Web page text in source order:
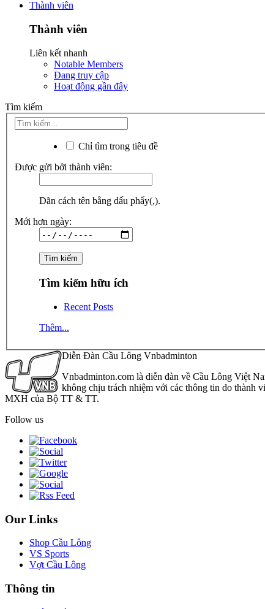
Thành viên
Thành viên
Liên kết nhanh
Notable Members
Đang truy cập
Hoạt động gần đây
Tìm kiếm
Chỉ tìm trong tiêu đề
Được gửi bởi thành viên:
Dãn cách tên bằng dấu phẩy(,).
Mới hơn ngày:
Tìm kiếm hữu ích
Recent Posts
Thêm...
Diễn Đàn Cầu Lông Vnbadminton
Vnbadminton.com là diễn đàn về Cầu Lông Việt
không chịu trách nhiệm với các thông tin do thành
MXH của Bộ TT & TT.
Follow us
Our Links
Shop Cầu Lông
VS Sports
Vợt Cầu Lông
Thông tin